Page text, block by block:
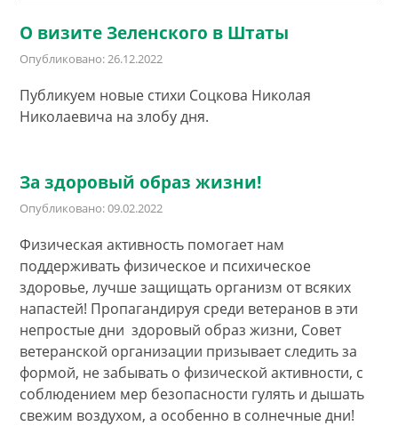
О визите Зеленского в Штаты
Опубликовано: 26.12.2022
Публикуем новые стихи Соцкова Николая
Николаевича на злобу дня.
За здоровый образ жизни!
Опубликовано: 09.02.2022
Физическая активность помогает нам
поддерживать физическое и психическое
здоровье, лучше защищать организм от всяких
напастей! Пропагандируя среди ветеранов в эти
непростые дни здоровый образ жизни, Совет
ветеранской организации призывает следить за
формой, не забывать о физической активности, с
соблюдением мер безопасности гулять и дышать
свежим воздухом, а особенно в солнечные дни!